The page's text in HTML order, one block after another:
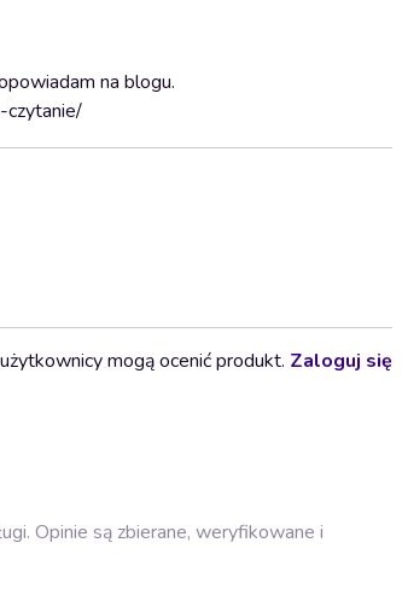
na blogu.
mogą ocenić produkt. Zaloguj się
Opinie są zbierane, weryfikowane i